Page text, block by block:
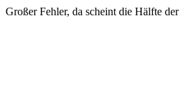
Großer Fehler, da scheint die Hälfte